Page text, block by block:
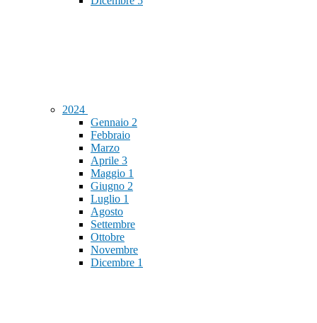
2024
Gennaio 2
Febbraio
Marzo
Aprile 3
Maggio 1
Giugno 2
Luglio 1
Agosto
Settembre
Ottobre
Novembre
Dicembre 1